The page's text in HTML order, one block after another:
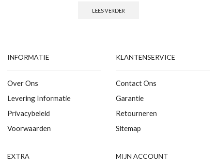
LEES VERDER
INFORMATIE
Over Ons
Levering Informatie
Privacybeleid
Voorwaarden
KLANTENSERVICE
Contact Ons
Garantie
Retourneren
Sitemap
EXTRA MIJN ACCOUNT